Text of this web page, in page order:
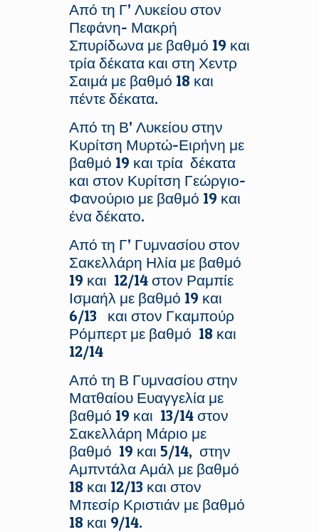
Από τη Γ’ Λυκείου στον
Πεφάνη- Μακρή
Σπυρίδωνα με βαθμό 19 και
τρία δέκατα και στη Χεντρ
Σαιμά με βαθμό 18 και
πέντε δέκατα.
Από τη Β’ Λυκείου στην
Κυρίτση Μυρτώ-Ειρήνη με
βαθμό 19 και τρία δέκατα
και στον Κυρίτση Γεώργιο-
Φανούριο με βαθμό 19 και
ένα δέκατο.
Από τη Γ’ Γυμνασίου στον
Σακελλάρη Ηλία με βαθμό
19 και 12/14 στον Ραμπίε
Ισμαήλ με βαθμό 19 και
6/13 και στον Γκαμπούρ
Ρόμπερτ με βαθμό 18 και
12/14
Από τη Β Γυμνασίου στην
Ματθαίου Ευαγγελία με
βαθμό 19 και 13/14 στον
Σακελλάρη Μάριο με
βαθμό 19 και 5/14, στην
Αμπντάλα Αμάλ με βαθμό
18 και 12/13 και στον
Μπεσίρ Κριστιάν με βαθμό
18 και 9/14.